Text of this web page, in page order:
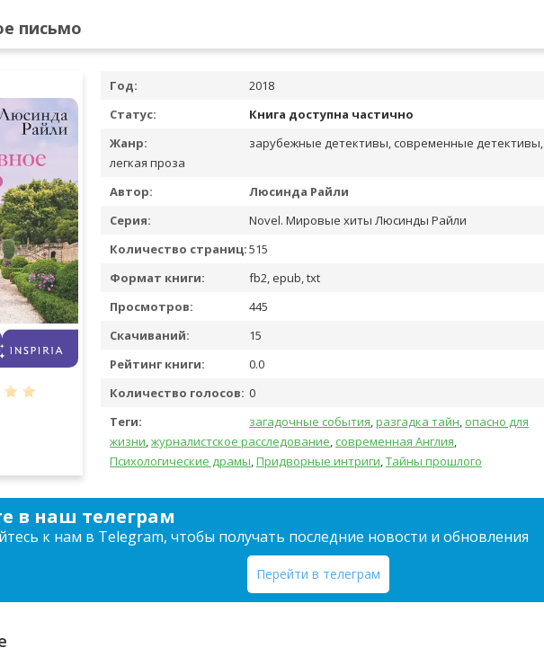
письмо
Год:
2018
Статус:
Книга доступна частично
Жанр:
зарубежные детективы, современные детективы,
легкая проза
Автор:
Люсинда Райли
Серия:
Novel. Мировые хиты Люсинды Райли
Количество страниц:515
Формат книги:
fb2, epub, txt
Просмотров:
445
Скачиваний:
15
Рейтинг книги:
0.0
Количество голосов: 0
Теги:
загадочные события,разгадка тайн, опасно для
жизни,журналистское расследование, современная Англия,
Психологические драмы,Придворные интриги,Тайны прошлого
в наш телеграм
к нам в Telegram, чтобы получать последние новости и обновления
Перейти в телеграм